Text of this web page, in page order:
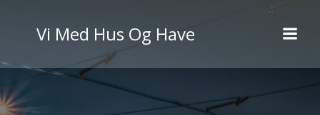
til
indhold
Vi Med Hus Og Have